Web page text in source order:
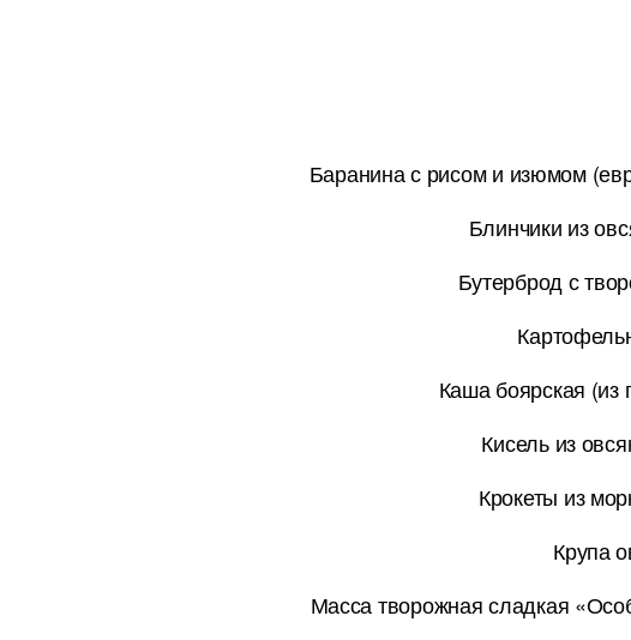
Баранина с рисом и изюмом
Блинчики из
Бутерброд с
Каша боярская
Кисель из
Крокеты из
Крупа
Масса творожная сладкая